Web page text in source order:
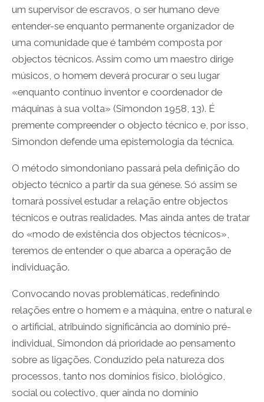
um supervisor de escravos, o ser humano deve
entender-se enquanto permanente organizador de
uma comunidade que é também composta por
objectos técnicos. Assim como um maestro dirige
músicos, o homem deverá procurar o seu lugar
«enquanto contínuo inventor e coordenador de
máquinas à sua volta» (Simondon 1958, 13). É
premente compreender o objecto técnico e, por isso,
Simondon defende uma epistemologia da técnica.
O método simondoniano passará pela definição do
objecto técnico a partir da sua génese. Só assim se
tornará possível estudar a relação entre objectos
técnicos e outras realidades. Mas ainda antes de tratar
do «modo de existência dos objectos técnicos»,
teremos de entender o que abarca a operação de
individuação.
Convocando novas problemáticas, redefinindo
relações entre o homem e a máquina, entre o natural e
o artificial, atribuindo significância ao domínio pré-
individual, Simondon dá prioridade ao pensamento
sobre as ligações. Conduzido pela natureza dos
processos, tanto nos domínios físico, biológico,
social ou colectivo, quer ainda no domínio